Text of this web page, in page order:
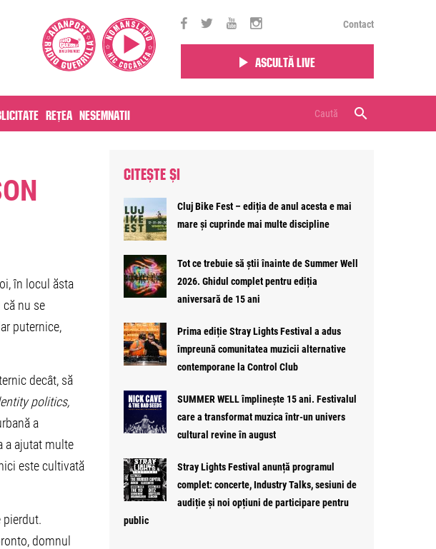
Contact
Ascultă live
Rețea Nesemnatii
în locul ăsta
nu se
puternice,
decât, să
politics,
a
a ajutat multe
este cultivată
pierdut.
domnul
CITEȘTE ȘI
Cluj Bike Fest – ediția de anul acesta e mai
mare și cuprinde mai multe discipline
Tot ce trebuie să știi înainte de Summer Well
2026. Ghidul complet pentru ediția
aniversară de 15 ani
Prima ediție Stray Lights Festival a adus
împreună comunitatea muzicii alternative
contemporane la Control Club
SUMMER WELL împlinește 15 ani. Festivalul
care a transformat muzica într-un univers
cultural revine în august
Stray Lights Festival anunță programul
complet: concerte, Industry Talks, sesiuni de
audiție și noi opțiuni de participare pentru
public